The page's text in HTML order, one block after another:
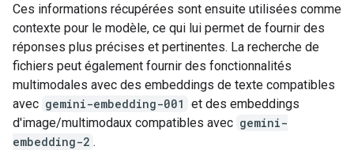
Ces informations récupérées sont ensuite utilisées comme
contexte pour le modèle, ce qui lui permet de fournir des
réponses plus précises et pertinentes. La recherche de
fichiers peut également fournir des fonctionnalités
multimodales avec des embeddings de texte compatibles
avec gemini-embedding-001 et des embeddings
d'image/multimodaux compatibles avec gemini-
embedding-2 .